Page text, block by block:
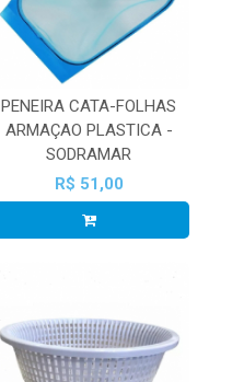
PENEIRA CATA-FOLHAS
ARMAÇAO PLASTICA -
SODRAMAR
R$ 51,00